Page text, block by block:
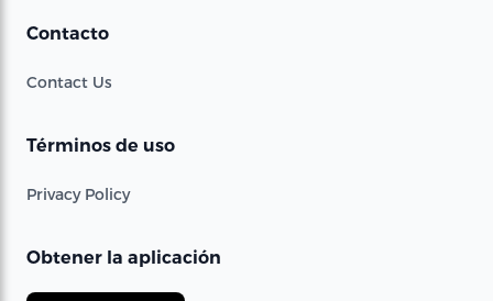
Contacto
Contact Us
Términos de uso
Privacy Policy
Obtener la aplicación